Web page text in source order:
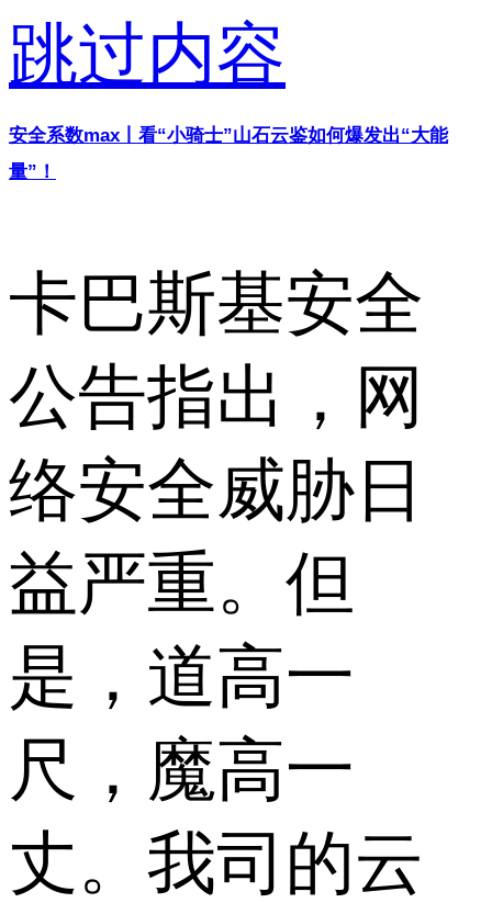
跳过内容
安全系数max丨看“小骑士”山石云鉴如何爆发出“大能
量”！
卡巴斯基安全
公告指出，网
络安全威胁日
益严重。但
是，道高一
尺，魔高一
丈。我司的云